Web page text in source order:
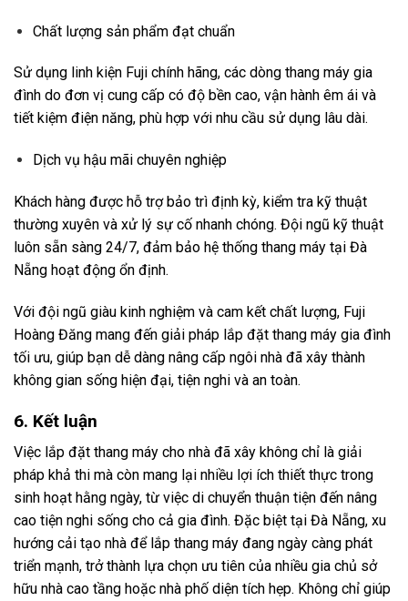
Chất lượng sản phẩm đạt chuẩn
Sử dụng linh kiện Fuji chính hãng, các dòng thang máy gia
đình do đơn vị cung cấp có độ bền cao, vận hành êm ái và
tiết kiệm điện năng, phù hợp với nhu cầu sử dụng lâu dài.
Dịch vụ hậu mãi chuyên nghiệp
Khách hàng được hỗ trợ bảo trì định kỳ, kiểm tra kỹ thuật
thường xuyên và xử lý sự cố nhanh chóng. Đội ngũ kỹ thuật
luôn sẵn sàng 24/7, đảm bảo hệ thống thang máy tại Đà
Nẵng hoạt động ổn định.
Với đội ngũ giàu kinh nghiệm và cam kết chất lượng, Fuji
Hoàng Đăng mang đến giải pháp lắp đặt thang máy gia đình
tối ưu, giúp bạn dễ dàng nâng cấp ngôi nhà đã xây thành
không gian sống hiện đại, tiện nghi và an toàn.
6. Kết luận
Việc lắp đặt thang máy cho nhà đã xây không chỉ là giải
pháp khả thi mà còn mang lại nhiều lợi ích thiết thực trong
sinh hoạt hằng ngày, từ việc di chuyển thuận tiện đến nâng
cao tiện nghi sống cho cả gia đình. Đặc biệt tại Đà Nẵng, xu
hướng cải tạo nhà để lắp thang máy đang ngày càng phát
triển mạnh, trở thành lựa chọn ưu tiên của nhiều gia chủ sở
hữu nhà cao tầng hoặc nhà phố diện tích hẹp. Không chỉ giúp